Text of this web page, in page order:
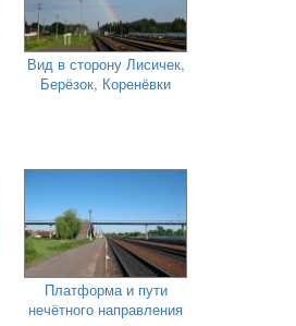
Вид в сторону Лисичек,
Берёзок, Коренёвки
Платформа и пути
нечётного направления